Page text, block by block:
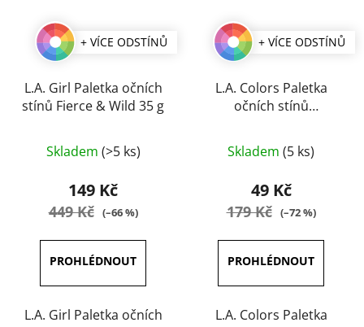
+ VÍCE ODSTÍNŮ
L.A. Girl Paletka očních
stínů Fierce & Wild 35 g
hodnocení
produktu
je
5
hvězdiček.
Skladem (>5 ks)
149 Kč
449 Kč (–66 %)
L.A. Girl Paletka očních
+ VÍCE ODSTÍNŮ
L.A. Colors Paletka
očních stínů
hodnocení
produktu
je
5
hvězdiček.
Skladem (5 ks)
49 Kč
179 Kč (–72 %)
L.A. Colors Paletka